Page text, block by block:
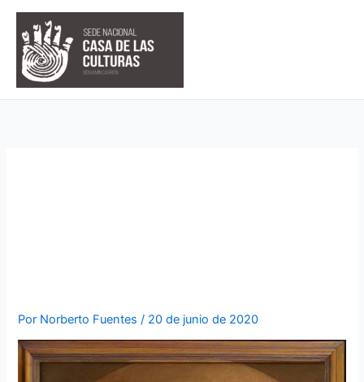
contenido
Por Norberto Fuentes / 20 de junio de 2020